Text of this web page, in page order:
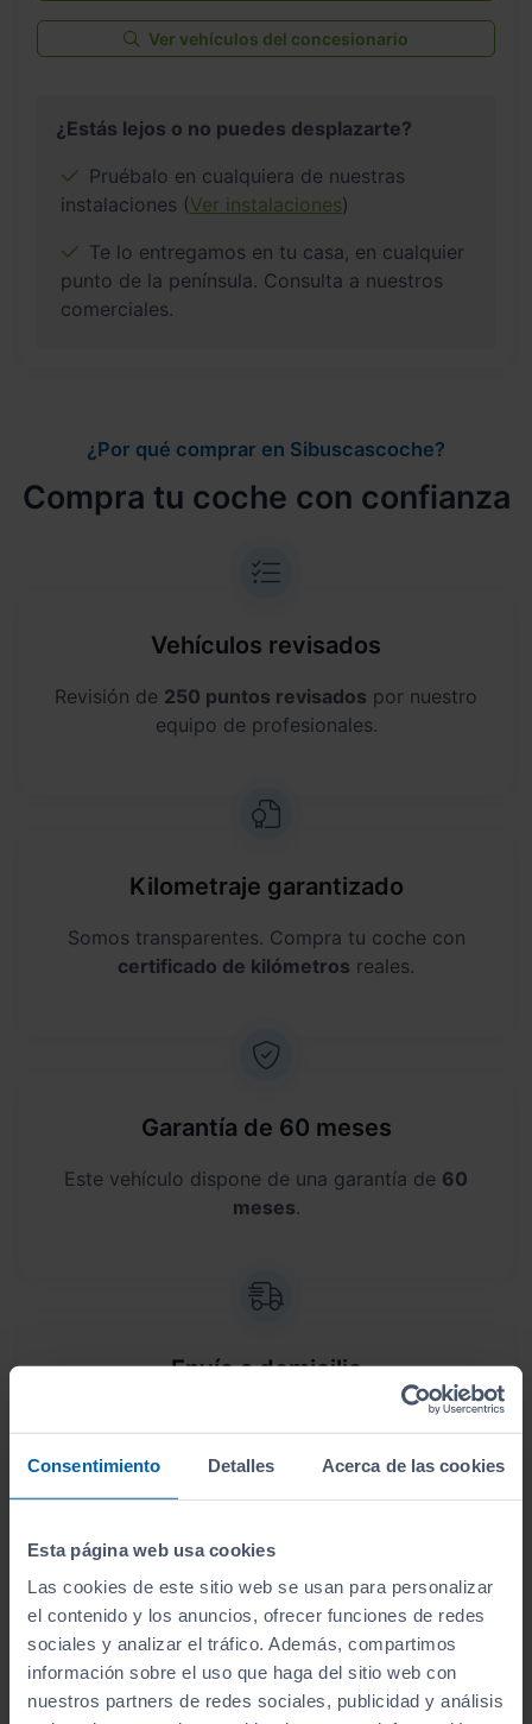
Consentimiento Detalles Acerca de las cookies
Esta página web usa cookies
Las cookies de este sitio web se usan para personalizar
el contenido y los anuncios, ofrecer funciones de redes
sociales y analizar el tráfico. Además, compartimos
información sobre el uso que haga del sitio web con
nuestros partners de redes sociales, publicidad y análisis
Ver vehículos del concesionario
¿Estás lejos o no puedes desplazarte?
Pruébalo en cualquiera de nuestras
instalaciones (Ver instalaciones)
Te lo entregamos en tu casa, en cualquier
punto de la península. Consulta a nuestros
comerciales.
¿Por qué comprar en Sibuscascoche?
Compra tu coche con confianza
Vehículos revisados
Revisión de 250 puntos revisados por nuestro
equipo de profesionales.
Kilometraje garantizado
Somos transparentes. Compra tu coche con
certificado de kilómetros reales.
Garantía de 60 meses
Este vehículo dispone de una garantía de 60
meses.
Envío a domicilio
. Antes
Aceptamos tu coche como parte del
pago
Te ofrecemos lastasaciones más competitivas